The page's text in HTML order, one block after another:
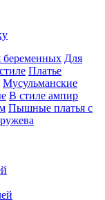
беременных Для
Платье
Мусульманские
В стиле ампир
Пышные платья с